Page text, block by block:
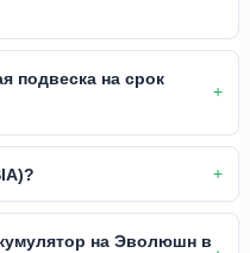
подвеска на срок
на Эволюшн в